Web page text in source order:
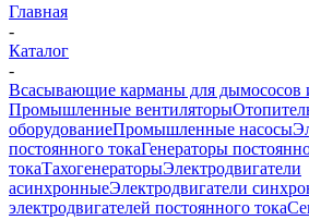
Главная
-
Каталог
-
Всасывающие карманы для дымососов
Промышленные вентиляторы
оборудованиеПромышленные насосы
постоянного токаГенераторы
токаТахогенераторыЭлектродвигатели
асинхронныеЭлектродвигатели
электродвигателей постоянного тока